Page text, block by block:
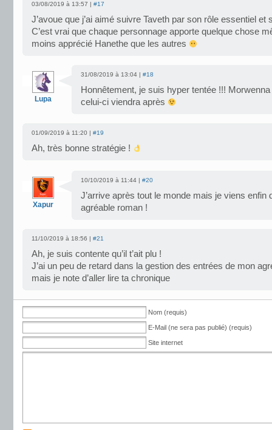
03/08/2019 à 13:57 | #17
J’avoue que j’ai aimé suivre Taveth par son rôle essentiel et
C’est vrai que chaque personnage apporte quelque chose
moins apprécié Hanethe que les autres
Lupa
31/08/2019 à 13:04 | #18
Honnêtement, je suis hyper tentée !!!
celui-ci viendra après
01/09/2019 à 11:20 | #19
Ah, très bonne stratégie !
Xapur
10/10/2019 à 11:44 | #20
J’arrive après tout le monde mais je viens enfin
agréable roman !
11/10/2019 à 18:56 | #21
Ah, je suis contente qu’il t’ait plu !
J’ai un peu de retard dans la gestion des entrées de mon
mais je note d’aller lire ta chronique
Nom (requis)
E-Mail (ne sera pas publié) (requis)
Site internet